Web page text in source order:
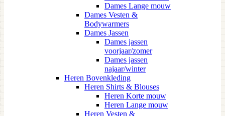
Dames Lange mouw
Dames Vesten &
Bodywarmers
Dames Jassen
Dames jassen
voorjaar/zomer
Dames jassen
najaar/winter
Heren Bovenkleding
Heren Shirts & Blouses
Heren Korte mouw
Heren Lange mouw
Heren Vesten &